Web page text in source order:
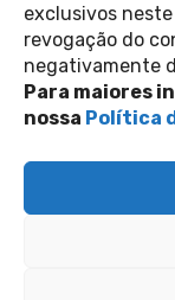
exclusivos
revogação do
negativamente
Para maiores
nossa Política
siga-